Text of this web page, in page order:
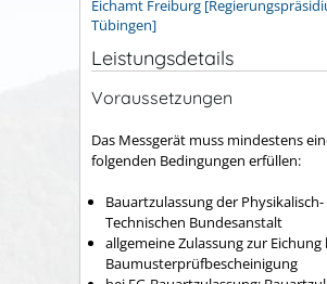
Eichamt Freiburg
Tübingen]
Leistungsdetails
Voraussetzungen
Das Messgerät muss mindestens
folgenden Bedingungen erfüllen:
Bauartzulassung der Physikalisch-
Technischen Bundesanstalt
allgemeine Zulassung zur Eichung
Baumusterprüfbescheinigung